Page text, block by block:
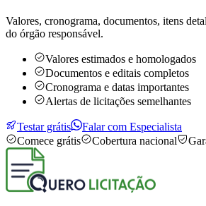
Valores, cronograma, documentos, itens
do órgão responsável.
Valores estimados e homologados
Documentos e editais completos
Cronograma e datas importantes
Alertas de licitações semelhantes
Testar grátis
Falar com Especialista
Comece grátis
Cobertura nacional